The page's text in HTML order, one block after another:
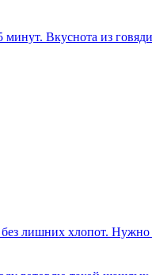
минут. Вкуснота из
лишних хлопот. Нужно